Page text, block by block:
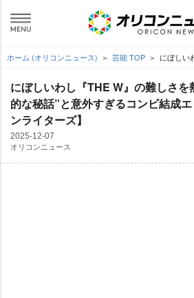
ホーム (オリコンニュース) 芸能 TOP にぼしい
にぼしいわし『THE W』の難しさ
的な秘話”と意外すぎるコンビ結成
ンライターズ】
2025-12-07
オリコンニュース